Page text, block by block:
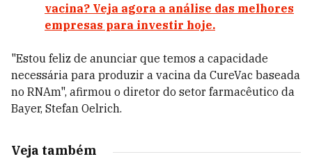
vacina? Veja agora a análise das melhores
empresas para investir hoje.
"Estou feliz de anunciar que temos a capacidade
necessária para produzir a vacina da CureVac baseada
no RNAm", afirmou o diretor do setor farmacêutico da
Bayer, Stefan Oelrich.
Veja também